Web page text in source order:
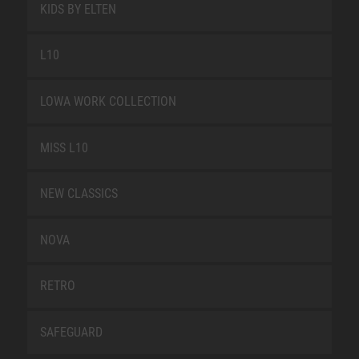
KIDS BY ELTEN
L10
LOWA WORK COLLECTION
MISS L10
NEW CLASSICS
NOVA
RETRO
SAFEGUARD